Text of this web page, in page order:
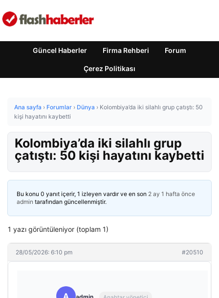
Güncel Haberler Firma Rehberi Forum
Çerez Politikası
Ana sayfa › Forumlar › Dünya › Kolombiya’da iki silahlı grup çatıştı: 50
kişi hayatını kaybetti
Kolombiya’da iki silahlı grup
çatıştı: 50 kişi hayatını kaybetti
Bu konu 0 yanıt içerir, 1 izleyen vardır ve en son 2 ay 1 hafta önce
admin tarafından güncellenmiştir.
1 yazı görüntüleniyor (toplam 1)
28/05/2026: 6:10 pm #20510
A